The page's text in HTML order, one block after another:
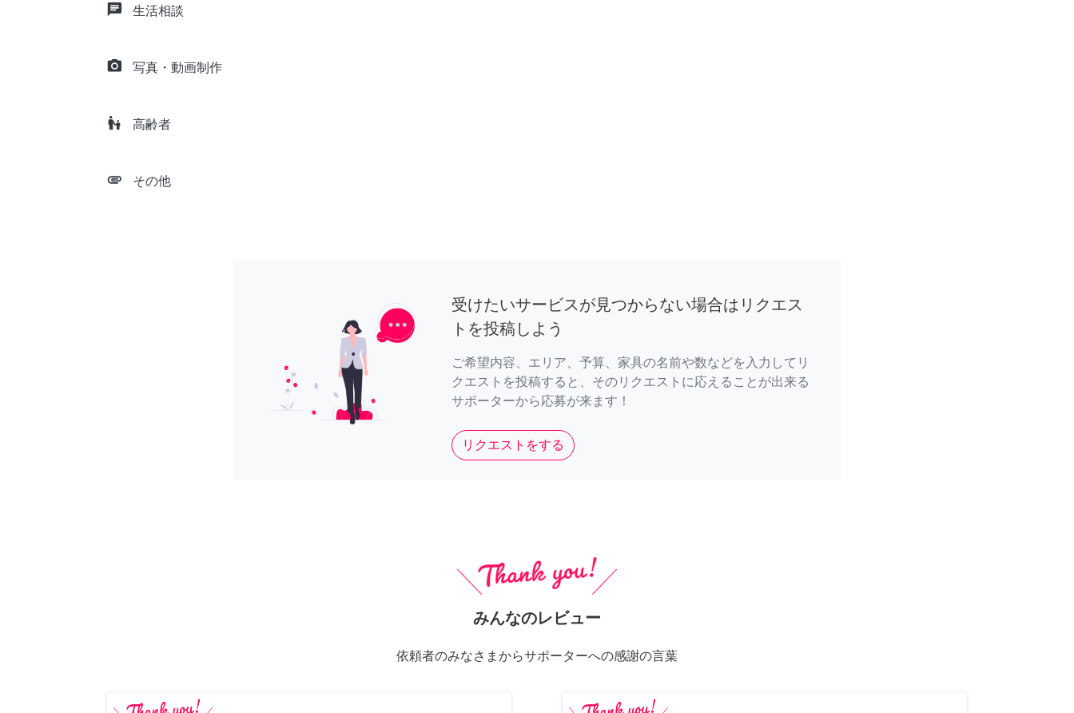
chat 生活相談
camera_alt 写真・動画制作
escalator_warning 高齢者
attachment その他
受けたいサービスが見つからない場合はリクエス
トを投稿しよう
ご希望内容、エリア、予算、家具の名前や数などを入力してリ
クエストを投稿すると、そのリクエストに応えることが出来る
サポーターから応募が来ます！
リクエストをする
みんなのレビュー
依頼者のみなさまからサポーターへの感謝の言葉